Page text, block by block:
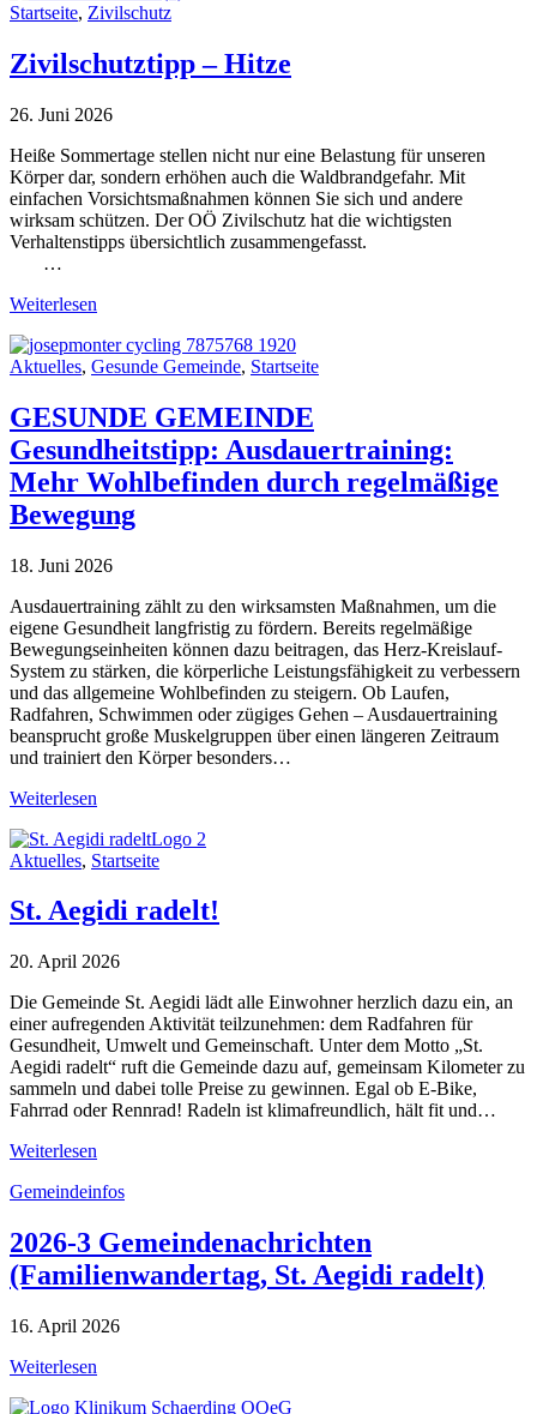
Startseite, Zivilschutz
Zivilschutztipp – Hitze
26. Juni 2026
Heiße Sommertage stellen nicht nur eine Belastung für unseren
Körper dar, sondern erhöhen auch die Waldbrandgefahr. Mit
einfachen Vorsichtsmaßnahmen können Sie sich und andere
wirksam schützen. Der OÖ Zivilschutz hat die wichtigsten
Verhaltenstipps übersichtlich zusammengefasst.
…
Weiterlesen
Aktuelles, Gesunde Gemeinde, Startseite
GESUNDE GEMEINDE
Gesundheitstipp: Ausdauertraining:
Mehr Wohlbefinden durch regelmäßige
Bewegung
18. Juni 2026
Ausdauertraining zählt zu den wirksamsten Maßnahmen, um die
eigene Gesundheit langfristig zu fördern. Bereits regelmäßige
Bewegungseinheiten können dazu beitragen, das Herz-Kreislauf-
System zu stärken, die körperliche Leistungsfähigkeit zu verbessern
und das allgemeine Wohlbefinden zu steigern. Ob Laufen,
Radfahren, Schwimmen oder zügiges Gehen – Ausdauertraining
beansprucht große Muskelgruppen über einen längeren Zeitraum
und trainiert den Körper besonders…
Weiterlesen
Aktuelles, Startseite
St. Aegidi radelt!
20. April 2026
Die Gemeinde St. Aegidi lädt alle Einwohner herzlich dazu ein, an
einer aufregenden Aktivität teilzunehmen: dem Radfahren für
Gesundheit, Umwelt und Gemeinschaft. Unter dem Motto „St.
Aegidi radelt“ ruft die Gemeinde dazu auf, gemeinsam Kilometer zu
sammeln und dabei tolle Preise zu gewinnen. Egal ob E-Bike,
Fahrrad oder Rennrad! Radeln ist klimafreundlich, hält fit und…
Weiterlesen
Gemeindeinfos
2026-3 Gemeindenachrichten
(Familienwandertag, St. Aegidi radelt)
16. April 2026
Weiterlesen